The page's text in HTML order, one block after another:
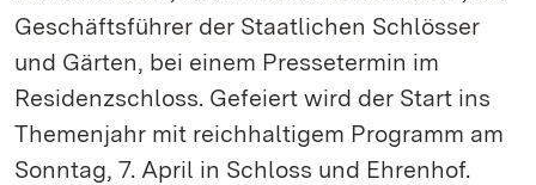
Geschäftsführer der Staatlichen Schlösser
und Gärten, bei einem Pressetermin im
Residenzschloss. Gefeiert wird der Start ins
Themenjahr mit reichhaltigem Programm am
Sonntag, 7. April in Schloss und Ehrenhof.